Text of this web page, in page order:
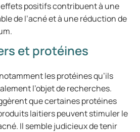
positifs contribuent à une
de l’acné et à une réduction de
et protéines
les protéines qu’ils
l’objet de recherches.
que certaines protéines
laitiers peuvent stimuler le
Il semble judicieux de tenir